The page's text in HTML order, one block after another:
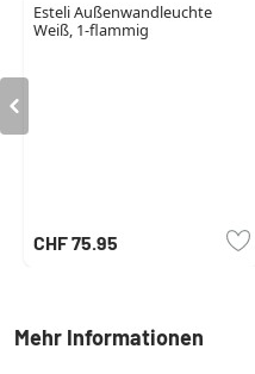
Esteli Außenwandleuchte
Weiß, 1-flammig
CHF 75.95
Mehr Informationen